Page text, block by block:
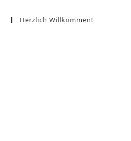
Herzlich Willkommen!